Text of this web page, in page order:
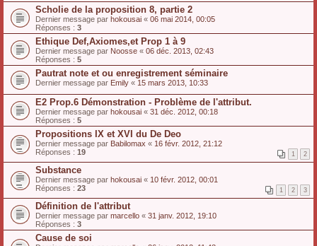
Scholie de la proposition 8, partie 2
Dernier message par hokousai « 06 mai 2014, 00:05
Réponses : 3
Ethique Def,Axiomes,et Prop 1 à 9
Dernier message par Noosse « 06 déc. 2013, 02:43
Réponses : 5
Pautrat note et ou enregistrement séminaire
Dernier message par Emily « 15 mars 2013, 10:33
E2 Prop.6 Démonstration - Problème de l'attribut.
Dernier message par hokousai « 31 déc. 2012, 00:18
Réponses : 5
Propositions IX et XVI du De Deo
Dernier message par Babilomax « 16 févr. 2012, 21:12
Réponses : 19 1 2
Substance
Dernier message par hokousai « 10 févr. 2012, 00:01
Réponses : 23 1 2 3
Définition de l'attribut
Dernier message par marcello « 31 janv. 2012, 19:10
Réponses : 3
Cause de soi